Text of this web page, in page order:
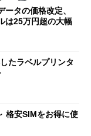
ータの価格改定、
は25万円超の大幅
たラベルプリンタ
格安SIMをお得に使